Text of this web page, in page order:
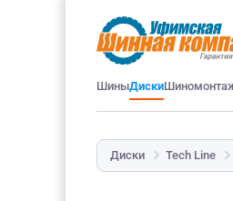
ШиныДиски
Диски Tech Line